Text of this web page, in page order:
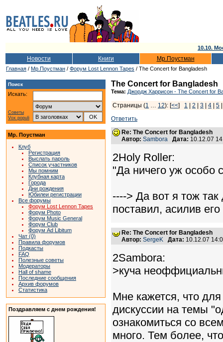
10.10.
Новости Книги Мр.Поустман
Главная / Мр.Поустман / Форум Lost Lennon Tapes / The Concert for Bangladesh
Поиск
Искать:
Советы
Vox populi
Мр. Поустман
Клуб
Регистрация
Выслать пароль
Список участников
Мы помним
Клубная карта
Города
Дни рождения
Юбилеи регистрации
Все форумы
Форум Lost Lennon Tapes
Форум Photo
Форум Music General
Форум Club
Форум Ad Libitum
Чат (0)
Правила форумов
Подкасты
FAQ
Полезные советы
Модераторы
Hall of shame
Последние сообщения
Архив форумов
Статистика
Поздравляем с днем рождения!
The Concert for Bangladesh
Тема: Джордж Харрисон - The Concert for
Страницы (1 … 12): [<<] 1 2 3 4 5
Ответить
Re: The Concert for Bangladesh
Автор: Sambora Дата: 10.12.07
2Holy Roller:
"Да ничего уж особо
----> Да вот я тож
поставил, асилив
Re: The Concert for Bangladesh
Автор: SergeK Дата: 10.12.07
2Sambora:
>куча
Мне кажется, что
дискуссии на темы
ознакомиться со
много. Тем более,